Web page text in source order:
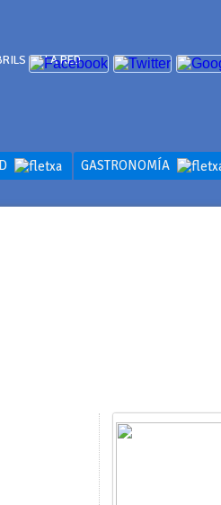
EN LA RED
GASTRONOMÍA